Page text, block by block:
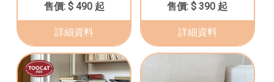
$ 490 起
詳細資料
$ 390 起
詳細資料